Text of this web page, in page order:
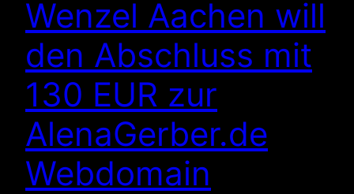
Wenzel Aachen will
den Abschluss mit
130 EUR zur
AlenaGerber.de
Webdomain